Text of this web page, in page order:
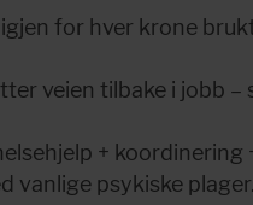
for hver krone
veien tilbake i jobb
+
vanlige psykiske